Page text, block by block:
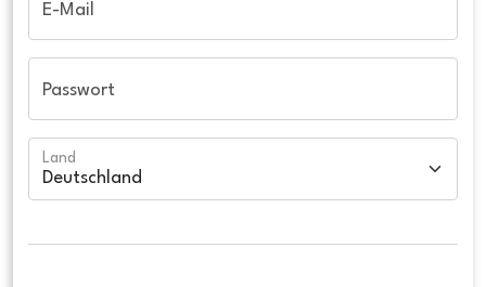
E-Mail
Passwort
Land